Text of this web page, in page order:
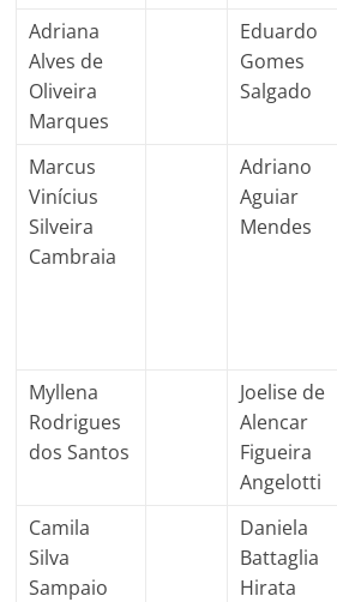
Adriana
Alves de
Oliveira
Marques
Eduardo
Gomes
Salgado
Marcus
Vinícius
Silveira
Cambraia
Adriano
Aguiar
Mendes
Myllena
Rodrigues
dos Santos
Joelise de
Alencar
Figueira
Angelotti
Camila
Silva
Sampaio
Daniela
Battaglia
Hirata